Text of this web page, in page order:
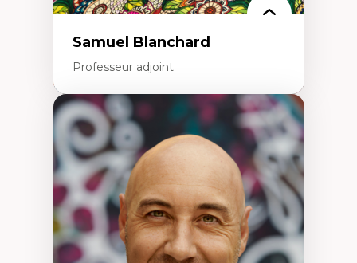
Samuel Blanchard
Professeur adjoint
Expertises
Didactique des sciences – processus
d’enquête et culture scientifique
Éducation en milieu minoritaire –
construction identitaire et conscience
critique
Technologies éducatives – ludification et
programmation pédagogique
La langue dans toutes les matières –
environnement discursif et langage
scientifique